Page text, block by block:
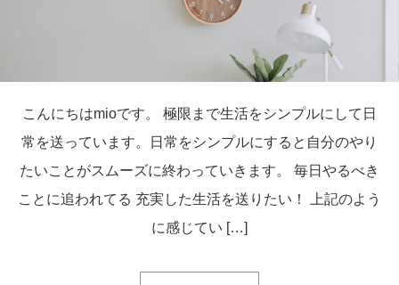
こんにちはmioです。 極限まで生活をシンプルにして日
常を送っています。日常をシンプルにすると自分のやり
たいことがスムーズに終わっていきます。 毎日やるべき
ことに追われてる 充実した生活を送りたい！ 上記のよう
に感じてい […]